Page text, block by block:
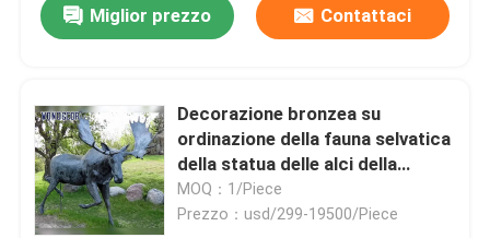
Miglior prezzo Contattaci
Decorazione bronzea su
ordinazione della fauna selvatica
della statua delle alci della
scultura bronzea del materiale
illustrativo d'ottone
MOQ：1/Piece
Prezzo：usd/299-19500/Piece